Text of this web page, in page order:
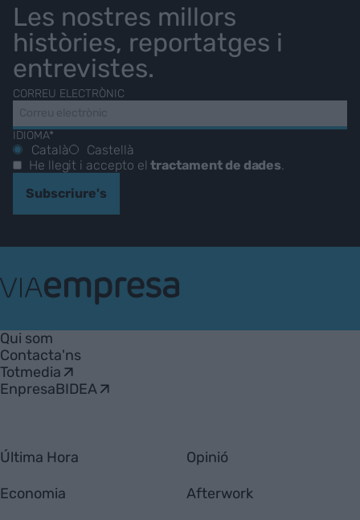
Les nostres millors
històries, reportatges i
entrevistes.
CORREU ELECTRÒNIC
IDIOMA*
Català
Castellà
He llegit i accepto eltractament de dades.
Subscriure's
Empresa
Qui som
Contacta'ns
Totmedia
EnpresaBIDEA
Última Hora
Economia
Opinió
Afterwork